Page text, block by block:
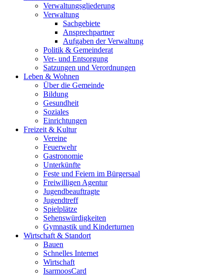
Verwaltungsgliederung
Verwaltung
Sachgebiete
Ansprechpartner
Aufgaben der Verwaltung
Politik & Gemeinderat
Ver- und Entsorgung
Satzungen und Verordnungen
Leben & Wohnen
Über die Gemeinde
Bildung
Gesundheit
Soziales
Einrichtungen
Freizeit & Kultur
Vereine
Feuerwehr
Gastronomie
Unterkünfte
Feste und Feiern im Bürgersaal
Freiwilligen Agentur
Jugendbeauftragte
Jugendtreff
Spielplätze
Sehenswürdigkeiten
Gymnastik und Kinderturnen
Wirtschaft & Standort
Bauen
Schnelles Internet
Wirtschaft
IsarmoosCard